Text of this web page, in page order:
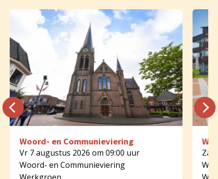
Woord- en Communieviering
Vr 7 augustus 2026 om 09:00 uur
Woord- en Communieviering
Za